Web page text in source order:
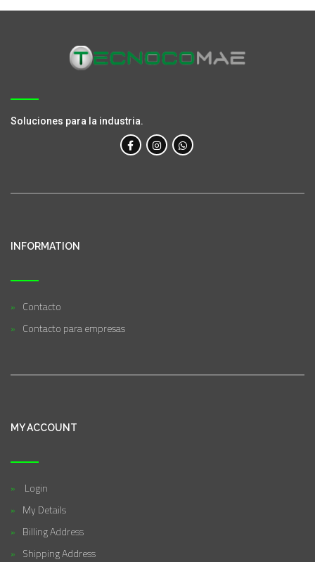
Soluciones para la industria.
INFORMATION
Contacto
Contacto para empresas
MY ACCOUNT
Login
My Details
Billing Address
Shipping Address